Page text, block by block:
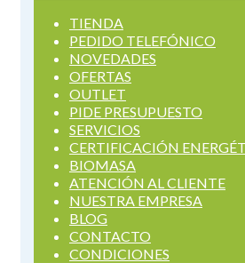
TIENDA
PEDIDO TELEFÓNICO
NOVEDADES
OFERTAS
OUTLET
PIDE PRESUPUESTO
SERVICIOS
CERTIFICACIÓN
BIOMASA
ATENCIÓN AL CLIENTE
NUESTRA EMPRESA
BLOG
CONTACTO
CONDICIONES